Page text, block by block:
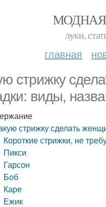
луки,
главная
стрижку
виды,
стрижку сделать
Короткие стрижки, не
Пикси
Гарсон
Боб
Каре
Ежик